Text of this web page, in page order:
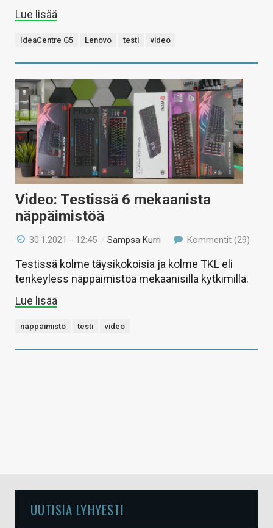
Lue lisää
IdeaCentre G5 Lenovo testi video
Video: Testissä 6 mekaanista
näppäimistöä
30.1.2021 - 12:45 /Sampsa Kurri Kommentit (29)
Testissä kolme täysikokoisia ja kolme TKL eli
tenkeyless näppäimistöä mekaanisilla kytkimillä.
Lue lisää
näppäimistö testi video
UUTISIA LYHYESTI